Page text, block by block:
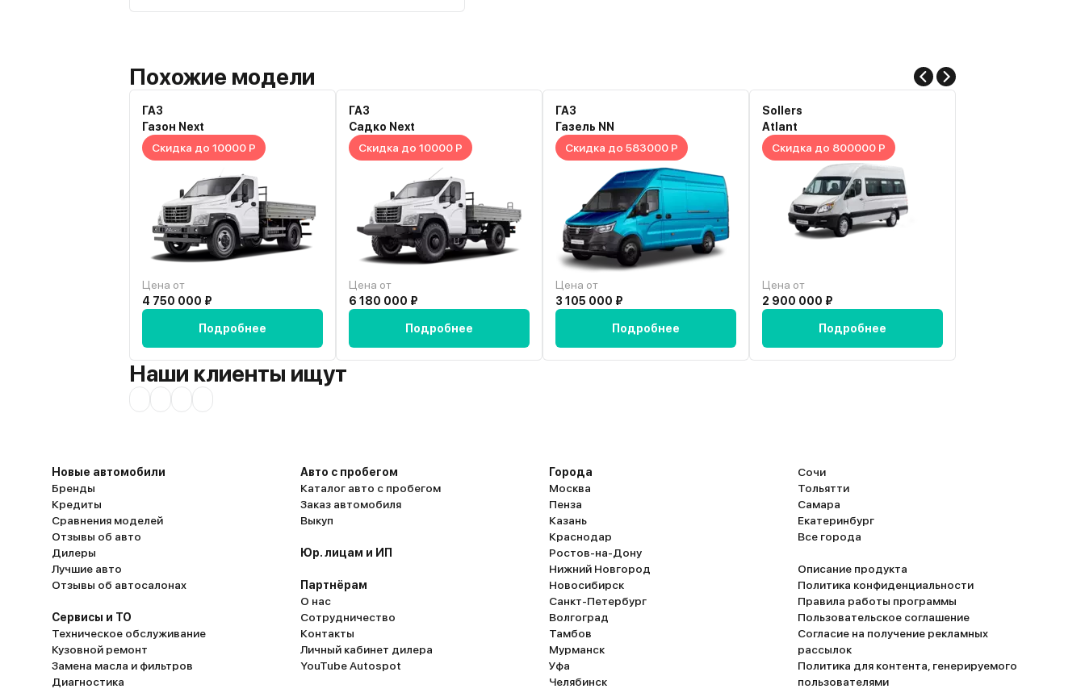
Похожие модели
ГАЗ
Газон Next
Скидка до 10000 Р
Цена от
4 750 000 ₽
Подробнее
ГАЗ
Садко Next
Скидка до 10000 Р
Цена от
6 180 000 ₽
Подробнее
ГАЗ
Газель NN
Скидка до 583000 Р
Цена от
3 105 000 ₽
Подробнее
Sollers
Atlant
Скидка до 800000 Р
Цена от
2 900 000 ₽
Подробнее
Наши клиенты ищут
Новые автомобили
Бренды
Кредиты
Сравнения моделей
Отзывы об авто
Дилеры
Лучшие авто
Отзывы об автосалонах
Сервисы и ТО
Техническое обслуживание
Кузовной ремонт
Замена масла и фильтров
Диагностика
Авто с пробегом
Каталог авто с пробегом
Заказ автомобиля
Выкуп
Юр. лицам и ИП
Партнёрам
О нас
Сотрудничество
Контакты
Личный кабинет дилера
YouTube Autospot
Города
Москва
Пенза
Казань
Краснодар
Ростов-на-Дону
Нижний Новгород
Новосибирск
Санкт-Петербург
Волгоград
Тамбов
Мурманск
Уфа
Челябинск
Сочи
Тольятти
Самара
Екатеринбург
Все города
Описание продукта
Политика конфиденциальности
Правила работы программы
Пользовательское соглашение
Согласие на получение рекламных
рассылок
Политика для контента, генерируемого
пользователями